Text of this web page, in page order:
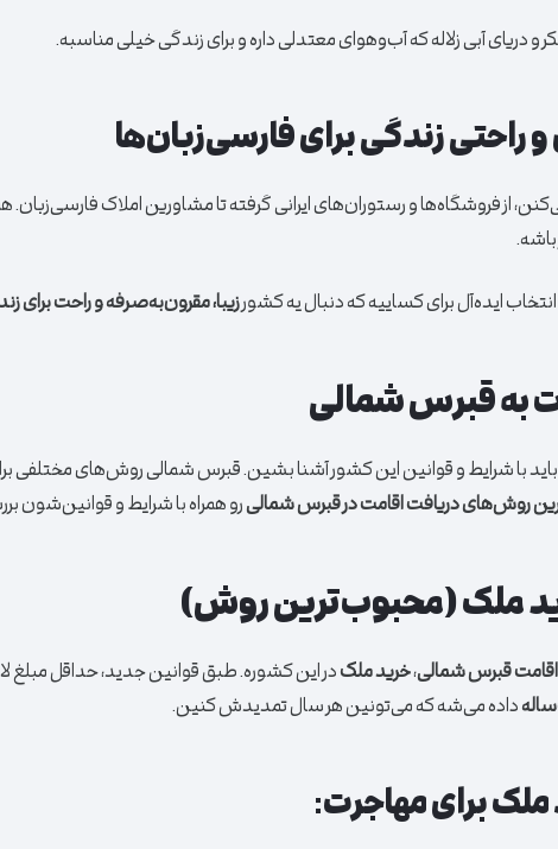
دریای آبی زلاله که آب‌وهوای معتدلی داره و برای زندگی خیلی مناسبه.
و راحتی زندگی برای فارسی‌زبان‌ها
از فروشگاه‌ها و رستوران‌های ایرانی گرفته تا مشاورین املاک
ایده‌آل برای کساییه که دنبال یه کشورزیبا، مقرون‌به‌صرفه و راحت برای
به قبرس شمالی
باید با شرایط و قوانین این کشور آشنا بشین. قبرس شمالی روش‌های مختلفی
روش‌های دریافت اقامت در قبرس شمالیرو همراه با شرایط و قوانین‌شون
ملک (محبوب‌ترین روش)
اقامت قبرس شمالی،خرید ملکدر این کشوره. طبق قوانین جدید، حداقل مبلغ
داده می‌شه که می‌تونین هر سال تمدیدش کنین.
ملک برای مهاجرت: